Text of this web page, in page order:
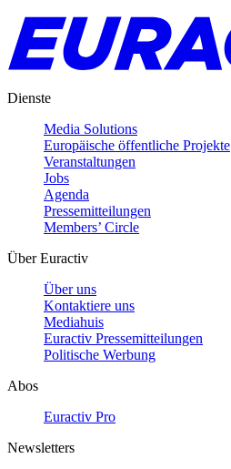
Dienste
Media Solutions
Europäische öffentliche Projekte
Veranstaltungen
Jobs
Agenda
Pressemitteilungen
Members’ Circle
Über Euractiv
Über uns
Kontaktiere uns
Mediahuis
Euractiv Pressemitteilungen
Politische Werbung
Abos
Euractiv Pro
Newsletters